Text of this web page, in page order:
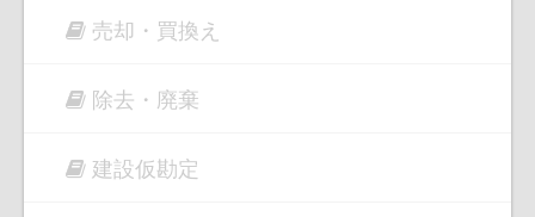
売却・買換え
除去・廃棄
建設仮勘定